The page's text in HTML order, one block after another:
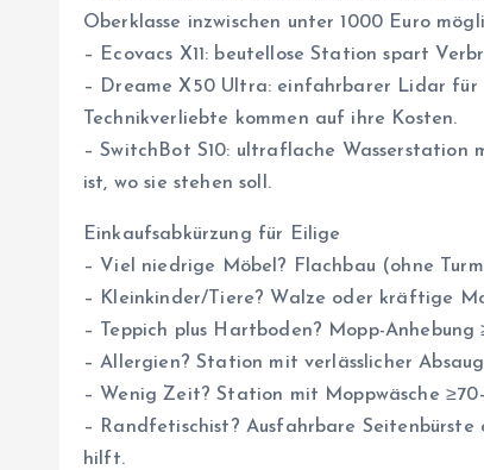
Oberklasse inzwischen unter 1000 Euro
– Ecovacs X11: beutellose Station spart
– Dreame X50 Ultra: einfahrbarer Lidar für
Technikverliebte kommen auf ihre Kosten.
– SwitchBot S10: ultraflache Wasserstation
ist, wo sie stehen soll.
Einkaufsabkürzung für Eilige
– Viel niedrige Möbel? Flachbau (ohne
– Kleinkinder/Tiere? Walze oder kräftige
– Teppich plus Hartboden? Mopp-Anhebung
– Allergien? Station mit verlässlicher
– Wenig Zeit? Station mit Moppwäsche
– Randfetischist? Ausfahrbare
hilft.